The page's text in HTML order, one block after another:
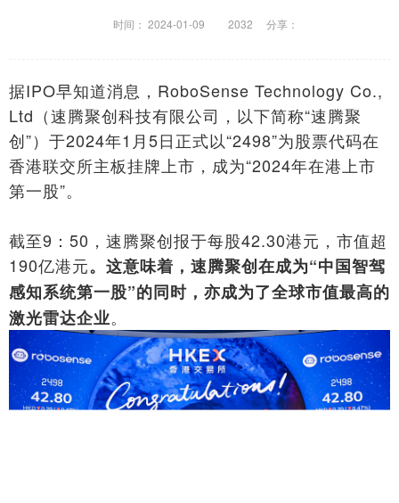
时间： 2024-01-09 2032 分享：
据IPO早知道消息，RoboSense Technology Co.,
Ltd（速腾聚创科技有限公司，以下简称“速腾聚
创”）于2024年1月5日正式以“2498”为股票代码在
香港联交所主板挂牌上市，成为“2024年在港上市
第一股”。
截至9：50，速腾聚创报于每股42.30港元，市值超
190亿港元。这意味着，速腾聚创在成为“中国智驾
感知系统第一股”的同时，亦成为了全球市值最高的
激光雷达企业。